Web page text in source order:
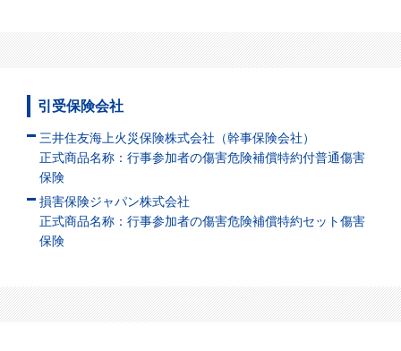
引受保険会社
三井住友海上火災保険株式会社（幹事保険会社）
正式商品名称：行事参加者の傷害危険補償特約付普通傷害
保険
損害保険ジャパン株式会社
正式商品名称：行事参加者の傷害危険補償特約セット傷害
保険